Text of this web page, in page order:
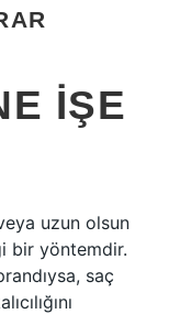
IŞE
uzun olsun
bir yöntemdir.
saç